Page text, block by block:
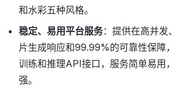
和水彩五种风格。
稳定、易用平台服务：提供在高并发
片生成响应和99.99%的可靠性保障
训练和推理API接口，服务简单易用
强。